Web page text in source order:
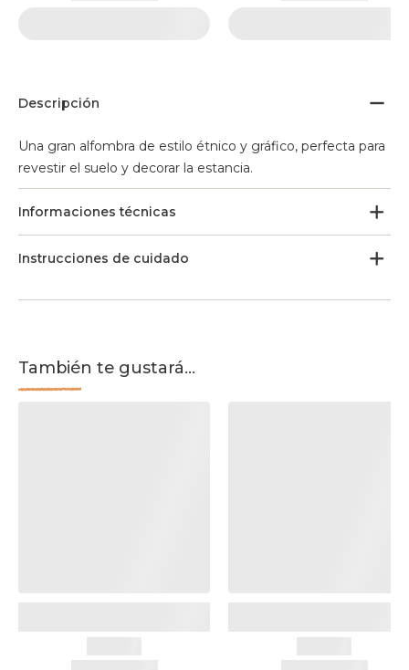
Descripción
Una gran alfombra de estilo étnico y gráfico, perfecta para
revestir el suelo y decorar la estancia.
Informaciones técnicas
Instrucciones de cuidado
También te gustará...